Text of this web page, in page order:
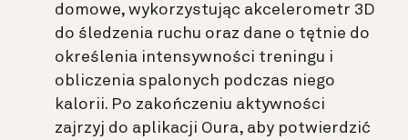
domowe, wykorzystując akcelerometr 3D
do śledzenia ruchu oraz dane o tętnie do
określenia intensywności treningu i
obliczenia spalonych podczas niego
kalorii. Po zakończeniu aktywności
zajrzyj do aplikacji Oura, aby potwierdzić